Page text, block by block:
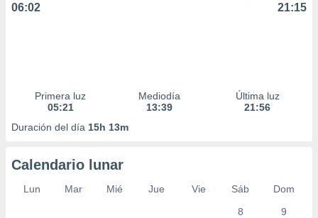
06:02 21:15
Primera luz
05:21
Mediodía
13:39
Última luz
21:56
Duración del día 15h 13m
Calendario lunar
Lun Mar Mié Jue Vie Sáb
Dom
8
9